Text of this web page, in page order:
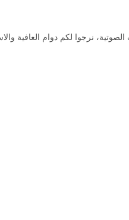
نرجوا لكم دوام العافية